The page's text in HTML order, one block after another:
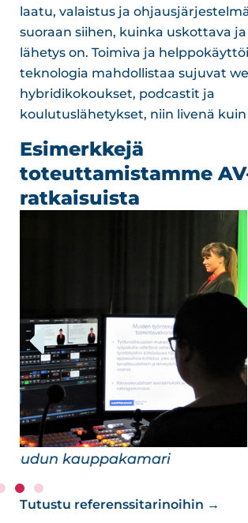
laatu, valaistus ja
suoraan siihen, kuinka uskottava
lähetys on. Toimiva ja
teknologia mahdollistaa sujuvat
hybridikokoukset, podcastit ja
koulutuslähetykset, niin livenä
Esimerkkejä
toteuttamistamme
ratkaisuista
Kangasniemen kirkko
Tutustu referenssitarinoihin →